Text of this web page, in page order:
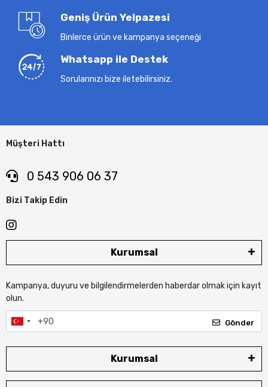
Geniş Ürün Yelpazesi
Binlerce ürün ve kampanya seçeneği
Whatsapp ile Destek
Sorularınızı bize iletebilirsiniz.
Müşteri Hattı
0 543 906 06 37
Bizi Takip Edin
Kurumsal
Kampanya, duyuru ve bilgilendirmelerden haberdar olmak için kayıt
olun.
Gönder
Kurumsal